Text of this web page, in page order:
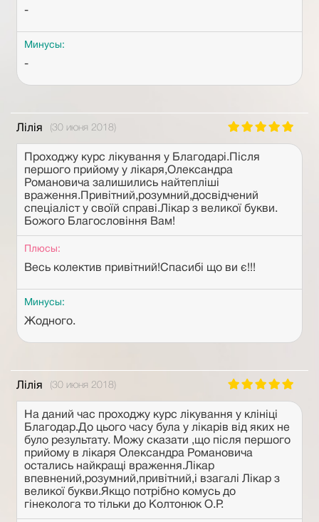
-
Минусы:
-
Лілія (30 июня 2018)
Проходжу курс лікування у Благодарі.Після
першого прийому у лікаря,Олександра
Романовича залишились найтепліші
враження.Привітний,розумний,досвідчений
спеціаліст у своїй справі.Лікар з великої букви.
Божого Благословіння Вам!
Плюсы:
Весь колектив привітний!Спасибі що ви є!!!
Минусы:
Жодного.
Лілія (30 июня 2018)
На даний час проходжу курс лікування у клініці
Благодар.До цього часу була у лікарів від яких не
було результату. Можу сказати ,що після першого
прийому в лікаря Олександра Романовича
остались найкращі враження.Лікар
впевнений,розумний,привітний,і взагалі Лікар з
великої букви.Якщо потрібно комусь до
гінеколога то тільки до Колтонюк О.Р.